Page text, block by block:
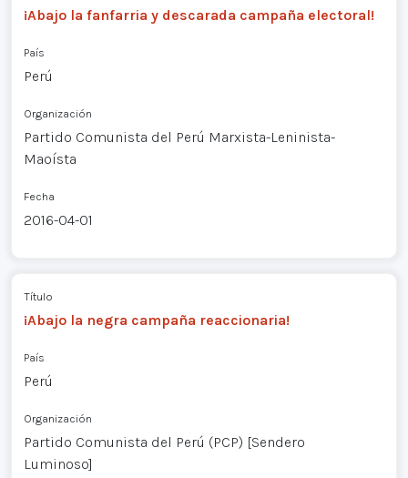
¡Abajo la fanfarria y descarada campaña electoral!
País
Perú
Organización
Partido Comunista del Perú Marxista-Leninista-
Maoísta
Fecha
2016-04-01
Título
¡Abajo la negra campaña reaccionaria!
País
Perú
Organización
Partido Comunista del Perú (PCP) [Sendero
Luminoso]